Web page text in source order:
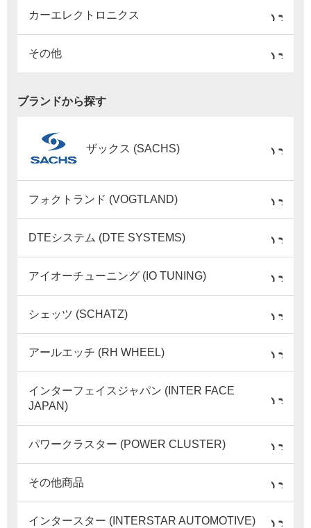
カーエレクトロニクス
その他
ブランドから探す
ザックス (SACHS)
フォクトランド (VOGTLAND)
DTEシステム (DTE SYSTEMS)
アイオーチューニング (IO TUNING)
シェッツ (SCHATZ)
アールエッチ (RH WHEEL)
インターフェイスジャパン (INTER FACE
JAPAN)
パワークラスター (POWER CLUSTER)
その他商品
インタースター (INTERSTAR AUTOMOTIVE)